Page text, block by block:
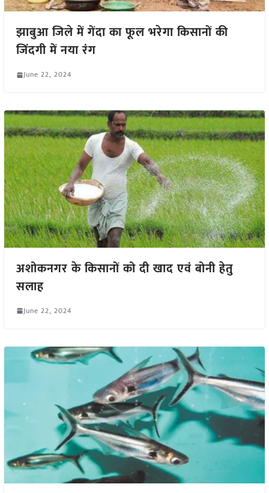
झाबुआ जिले में गेंदा का फूल भरेगा किसानों की
जिंदगी में नया रंग
June 22, 2024
अशोकनगर के किसानों को दी खाद एवं बोनी हेतु
सलाह
June 22, 2024